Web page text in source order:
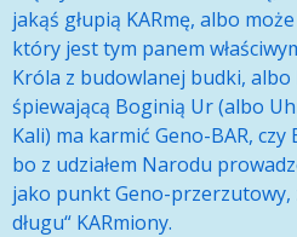
jakąś głupią KARmę, albo
który jest tym panem
Króla z budowlanej budki, albo
śpiewającą Boginią Ur (albo
Kali) ma karmić Geno-BAR,
bo z udziałem Narodu
jako punkt Geno-przerzutowy,
długu“ KARmiony.